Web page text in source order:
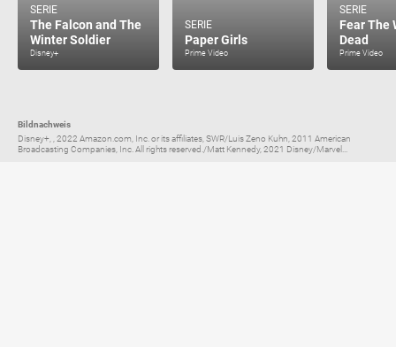
SERIE
The Falcon and The
Winter Soldier
Disney+
SERIE
Paper Girls
Prime Video
SERIE
Fear The
Dead
Prime Video
Bildnachweis
Disney+, , 2022 Amazon.com, Inc. or its affiliates, SWR/Luis Zeno Kuhn, 2011 American
Broadcasting Companies, Inc. All rights reserved./Matt Kennedy, 2021 Disney/Marvel...